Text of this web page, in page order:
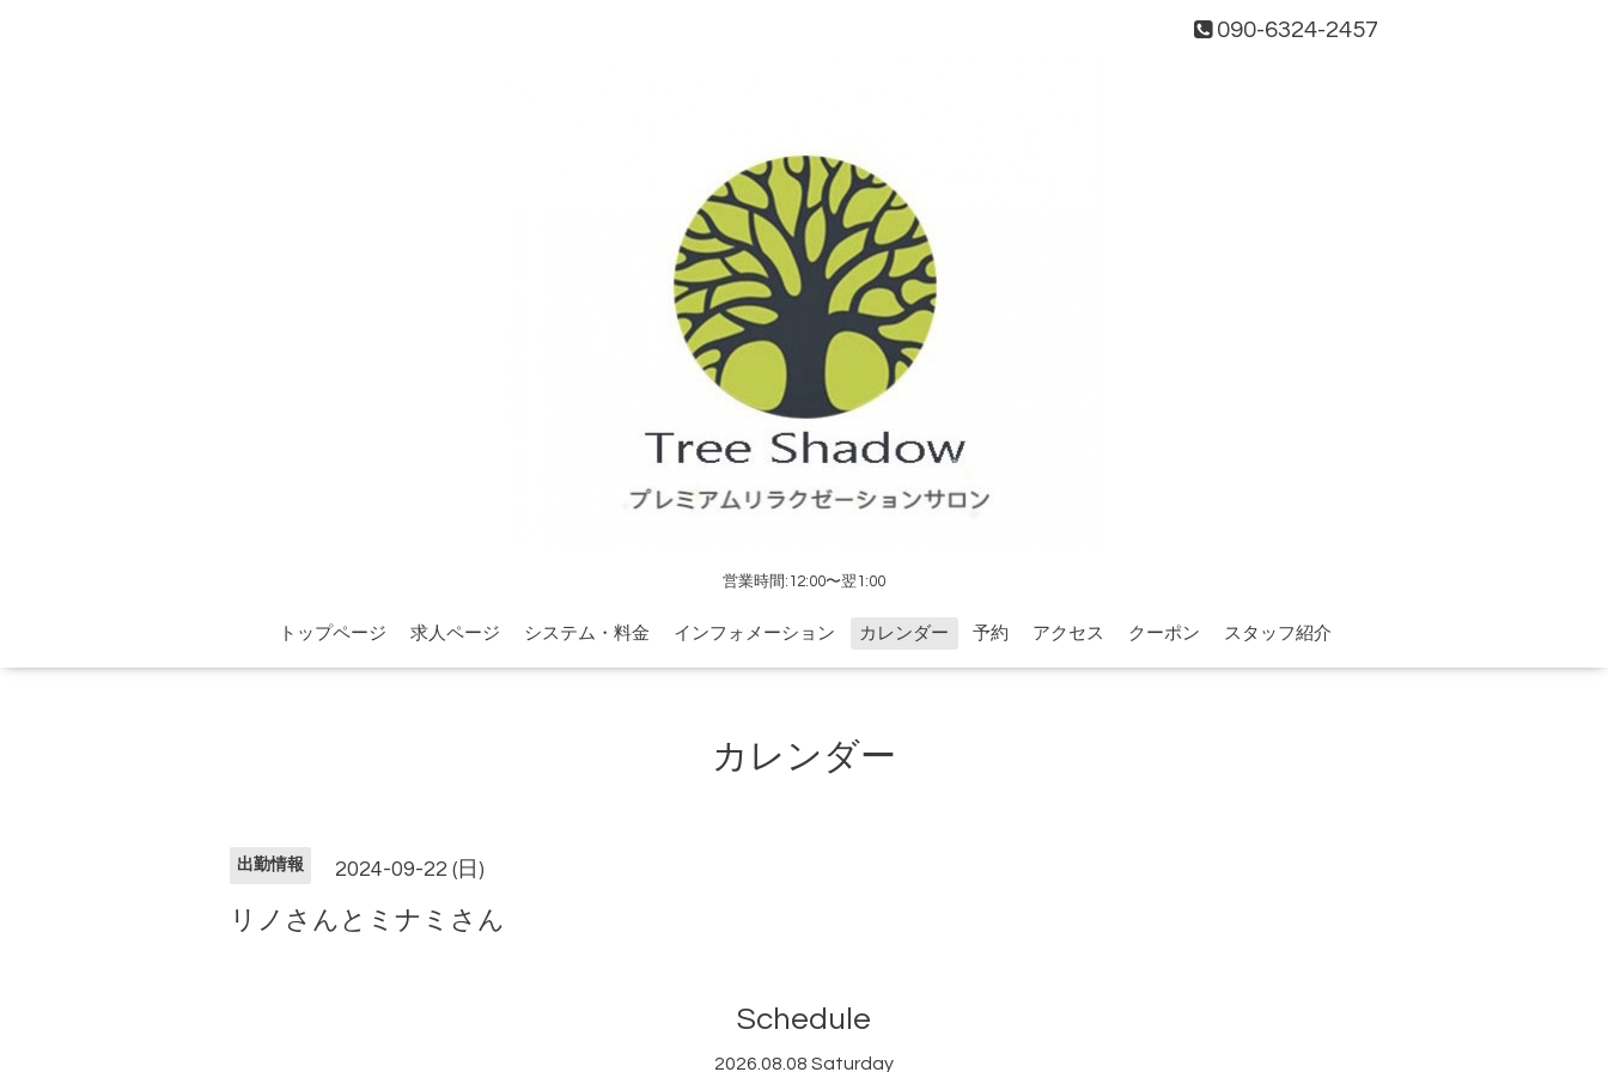
090-6324-2457
営業時間:12:00〜翌1:00
トップページ 求人ページ システム・料金 インフォメーション カレンダー 予約 アクセス クーポン スタッフ紹介
カレンダー
出勤情報 2024-09-22 (日)
リノさんとミナミさん
Schedule
2026.08.08 Saturday